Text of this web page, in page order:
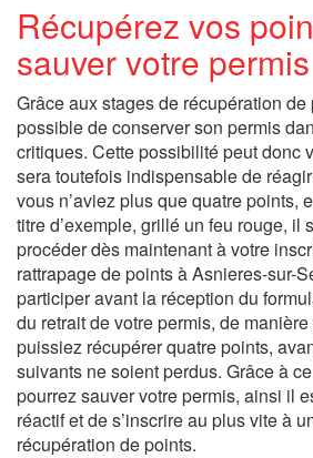
Récupérez vos
sauver votre permis
Grâce aux stages de récupération
possible de conserver son permis
critiques. Cette possibilité peut donc
sera toutefois indispensable de
vous n’aviez plus que quatre points,
titre d’exemple, grillé un feu rouge, il
procéder dès maintenant à votre
rattrapage de points à Asnieres-sur-
participer avant la réception du
du retrait de votre permis, de
puissiez récupérer quatre points,
suivants ne soient perdus. Grâce à
pourrez sauver votre permis, ainsi il
réactif et de s’inscrire au plus vite à
récupération de points.